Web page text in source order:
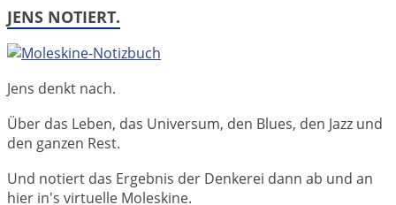
JENS NOTIERT.
Jens denkt nach.
Über das Leben, das Universum, den Blues, den Jazz und
den ganzen Rest.
Und notiert das Ergebnis der Denkerei dann ab und an
hier in's virtuelle Moleskine.